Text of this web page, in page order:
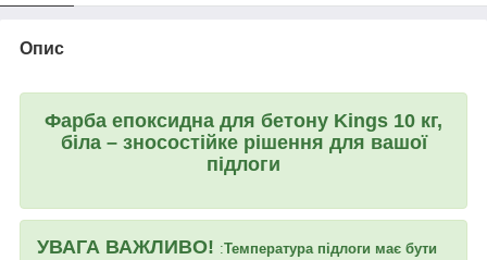
Опис
Фарба епоксидна для бетону Kings 10 кг,
біла – зносостійке рішення для вашої
підлоги
УВАГА ВАЖЛИВО! :Температура підлоги має бути